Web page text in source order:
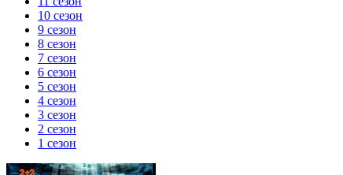
10 сезон
9 сезон
8 сезон
7 сезон
6 сезон
5 сезон
4 сезон
3 сезон
2 сезон
1 сезон